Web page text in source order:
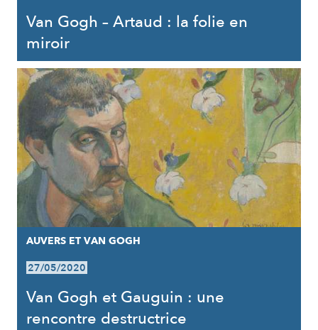
Van Gogh – Artaud : la folie en
miroir
AUVERS ET VAN GOGH
27/05/2020
Van Gogh et Gauguin : une
rencontre destructrice